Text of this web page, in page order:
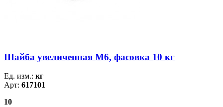
Шайба увеличенная М6, фасовка 10 кг
Ед. изм.: кг
Арт: 617101
10